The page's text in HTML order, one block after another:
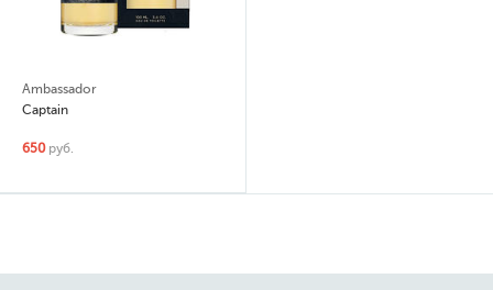
Ambassador
Captain
650 руб.